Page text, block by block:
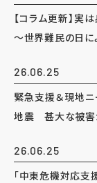
【コラム更新】実
～世界難民の日に
26.06.25
緊急支援＆現地ニ
地震 甚大な被害
26.06.25
「中東危機対応支